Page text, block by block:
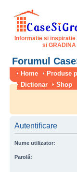
Informatie si
si GRADINA
Forumul
Home Produse
Dictionar
Shop
Autentificare
Nume utilizator:
Parolă: